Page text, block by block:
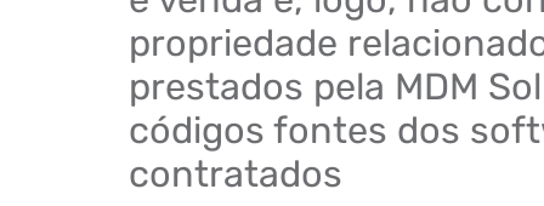
propriedade
prestados pela MDM
códigos fontes dos
contratados